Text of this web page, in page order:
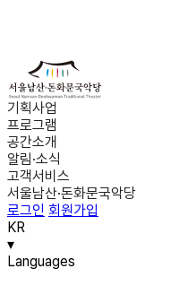
기획사업
프로그램
공간소개
알림·소식
고객서비스
서울남산·돈화문국악당
로그인 회원가입
KR
▾
Languages